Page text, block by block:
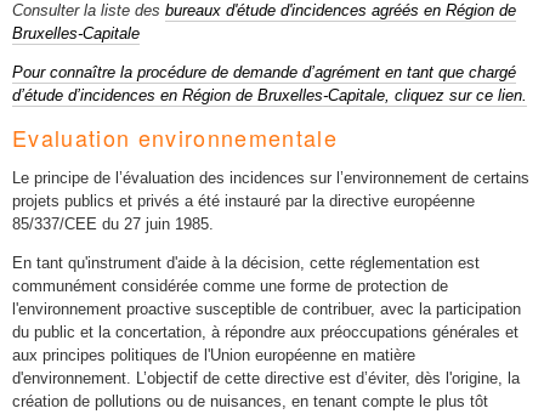
Consulter la liste des bureaux d'étude d'incidences agréés en Région de
Bruxelles-Capitale
Pour connaître la procédure de demande d’agrément en tant que chargé
d’étude d’incidences en Région de Bruxelles-Capitale, cliquez sur ce lien.
Evaluation environnementale
Le principe de l’évaluation des incidences sur l’environnement de certains
projets publics et privés a été instauré par la directive européenne
85/337/CEE du 27 juin 1985.
En tant qu'instrument d'aide à la décision, cette réglementation est
communément considérée comme une forme de protection de
l'environnement proactive susceptible de contribuer, avec la participation
du public et la concertation, à répondre aux préoccupations générales et
aux principes politiques de l'Union européenne en matière
d'environnement. L’objectif de cette directive est d’éviter, dès l'origine, la
création de pollutions ou de nuisances, en tenant compte le plus tôt